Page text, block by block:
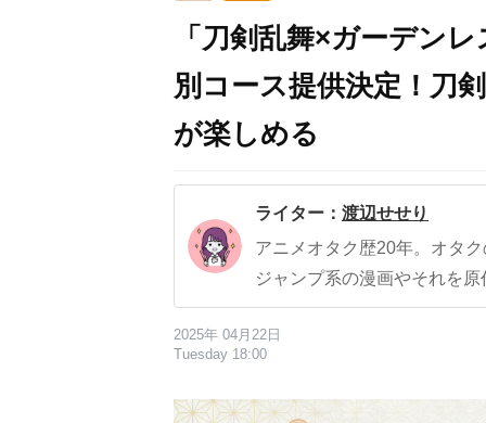
「刀剣乱舞×ガーデン
別コース提供決定！刀
が楽しめる
ライター： 渡辺せせり
アニメオタク歴20年。オタ
ジャンプ系の漫画やそれを
2025年 04月22日
Tuesday 18:00